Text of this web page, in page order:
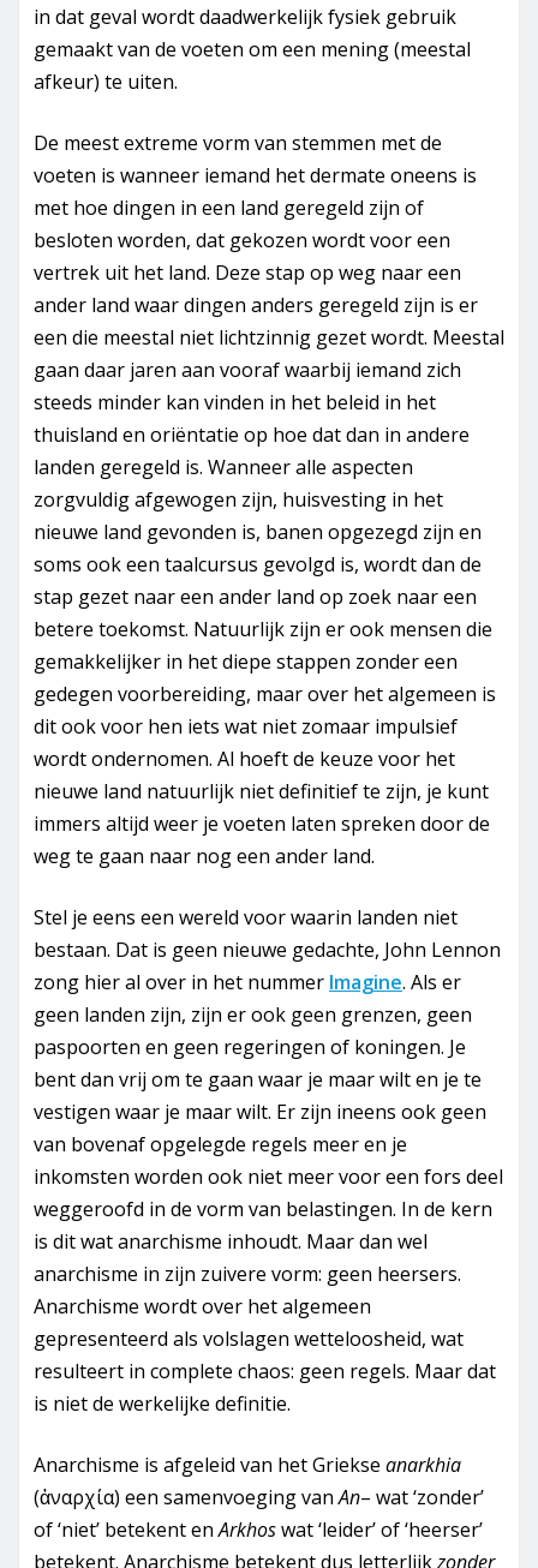
in dat geval wordt daadwerkelijk fysiek gebruik
gemaakt van de voeten om een mening (meestal
afkeur) te uiten.
De meest extreme vorm van stemmen met de
voeten is wanneer iemand het dermate oneens is
met hoe dingen in een land geregeld zijn of
besloten worden, dat gekozen wordt voor een
vertrek uit het land. Deze stap op weg naar een
ander land waar dingen anders geregeld zijn is er
een die meestal niet lichtzinnig gezet wordt. Meestal
gaan daar jaren aan vooraf waarbij iemand zich
steeds minder kan vinden in het beleid in het
thuisland en oriëntatie op hoe dat dan in andere
landen geregeld is. Wanneer alle aspecten
zorgvuldig afgewogen zijn, huisvesting in het
nieuwe land gevonden is, banen opgezegd zijn en
soms ook een taalcursus gevolgd is, wordt dan de
stap gezet naar een ander land op zoek naar een
betere toekomst. Natuurlijk zijn er ook mensen die
gemakkelijker in het diepe stappen zonder een
gedegen voorbereiding, maar over het algemeen is
dit ook voor hen iets wat niet zomaar impulsief
wordt ondernomen. Al hoeft de keuze voor het
nieuwe land natuurlijk niet definitief te zijn, je kunt
immers altijd weer je voeten laten spreken door de
weg te gaan naar nog een ander land.
Stel je eens een wereld voor waarin landen niet
bestaan. Dat is geen nieuwe gedachte, John Lennon
zong hier al over in het nummer Imagine. Als er
geen landen zijn, zijn er ook geen grenzen, geen
paspoorten en geen regeringen of koningen. Je
bent dan vrij om te gaan waar je maar wilt en je te
vestigen waar je maar wilt. Er zijn ineens ook geen
van bovenaf opgelegde regels meer en je
inkomsten worden ook niet meer voor een fors deel
weggeroofd in de vorm van belastingen. In de kern
is dit wat anarchisme inhoudt. Maar dan wel
anarchisme in zijn zuivere vorm: geen heersers.
Anarchisme wordt over het algemeen
gepresenteerd als volslagen wetteloosheid, wat
resulteert in complete chaos: geen regels. Maar dat
is niet de werkelijke definitie.
Anarchisme is afgeleid van het Griekse anarkhia
(ἀναρχία) een samenvoeging vanAn– wat ‘zonder’
of ‘niet’ betekent enArkhoswat ‘leider’ of ‘heerser’
betekent. Anarchisme betekent dus letterlijkzonder